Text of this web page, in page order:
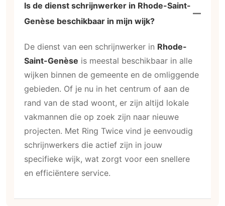
Is de dienst schrijnwerker in Rhode-Saint-
Genèse beschikbaar in mijn wijk?
De dienst van een schrijnwerker in Rhode-
Saint-Genèse is meestal beschikbaar in alle
wijken binnen de gemeente en de omliggende
gebieden. Of je nu in het centrum of aan de
rand van de stad woont, er zijn altijd lokale
vakmannen die op zoek zijn naar nieuwe
projecten. Met Ring Twice vind je eenvoudig
schrijnwerkers die actief zijn in jouw
specifieke wijk, wat zorgt voor een snellere
en efficiëntere service.